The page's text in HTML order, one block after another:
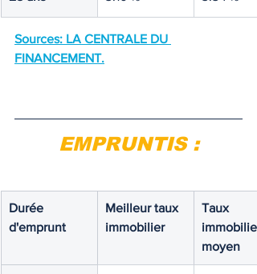
Sources: LA CENTRALE DU
FINANCEMENT.
EMPRUNTIS :
Durée
d'emprunt
Meilleur taux
immobilier
Taux
immobilier
moyen